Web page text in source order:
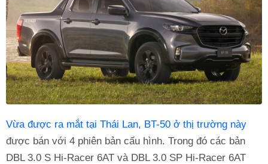
Vừa được ra mắt tại Thái Lan, BT-50 ở thị trường này
được bán với 4 phiên bản cấu hình. Trong đó các bản
DBL 3.0 S Hi-Racer 6AT và DBL 3.0 SP Hi-Racer 6AT